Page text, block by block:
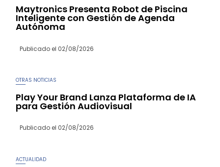
Maytronics Presenta Robot de Piscina
Inteligente con Gestión de Agenda
Autónoma
Publicado el 02/08/2026
OTRAS NOTICIAS
Play Your Brand Lanza Plataforma de IA
para Gestión Audiovisual
Publicado el 02/08/2026
ACTUALIDAD